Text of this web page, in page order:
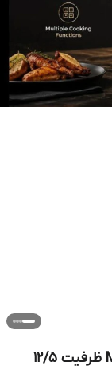
سرخ کن بدون روغن مباشی مدل MB9220 ظرفیت ۱۲/۵